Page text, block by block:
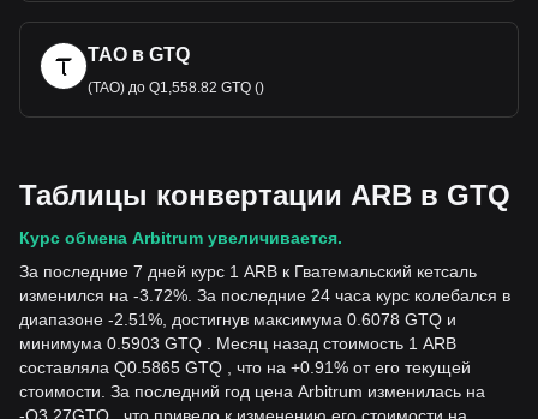
TAO в GTQ
(TAO) до Q1,558.82 GTQ ()
Таблицы конвертации ARB в GTQ
Курс обмена Arbitrum увеличивается.
За последние 7 дней курс 1 ARB к Гватемальский кетсаль
изменился на -3.72%. За последние 24 часа курс колебался в
диапазоне -2.51%, достигнув максимума 0.6078 GTQ и
минимума 0.5903 GTQ . Месяц назад стоимость 1 ARB
составляла Q0.5865 GTQ , что на +0.91% от его текущей
стоимости. За последний год цена Arbitrum изменилась на